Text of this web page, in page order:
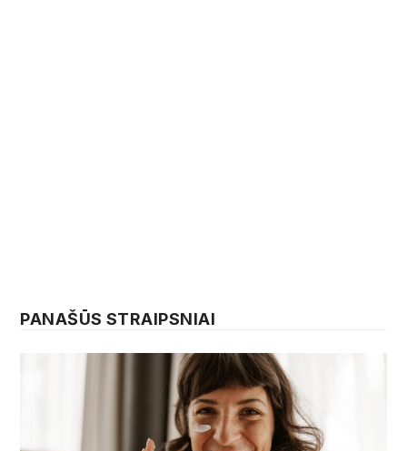
PANAŠŪS STRAIPSNIAI